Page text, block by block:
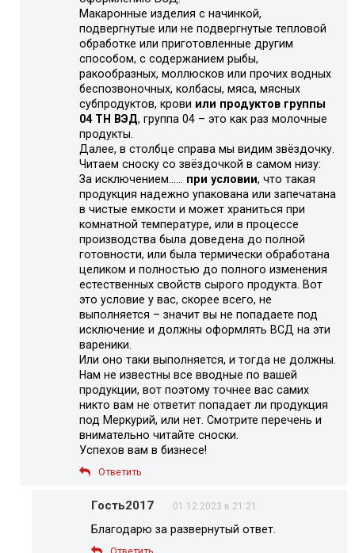
Макаронные изделия с начинкой,
подвергнутые или не подвергнутые тепловой
обработке или приготовленные другим
способом, с содержанием рыбы,
ракообразных, моллюсков или прочих водных
беспозвоночных, колбасы, мяса, мясных
субпродуктов, крови или продуктов группы
04 ТН ВЭД, группа 04 – это как раз молочные
продукты.
Далее, в столбце справа мы видим звёздочку.
Читаем сноску со звёздочкой в самом низу:
За исключением…… при условии, что такая
продукция надежно упакована или запечатана
в чистые емкости и может храниться при
комнатной температуре, или в процессе
производства была доведена до полной
готовности, или была термически обработана
целиком и полностью до полного изменения
естественных свойств сырого продукта. Вот
это условие у вас, скорее всего, не
выполняется – значит вы не попадаете под
исключение и должны оформлять ВСД на эти
вареники.
Или оно таки выполняется, и тогда не должны.
Нам не известны все вводные по вашей
продукции, вот поэтому точнее вас самих
никто вам не ответит попадает ли продукция
под Меркурий, или нет. Смотрите перечень и
внимательно читайте сноски.
Успехов вам в бизнесе!
Ответить
Гость2017 01.12.2023 в 21:21
Благодарю за развернутый ответ.